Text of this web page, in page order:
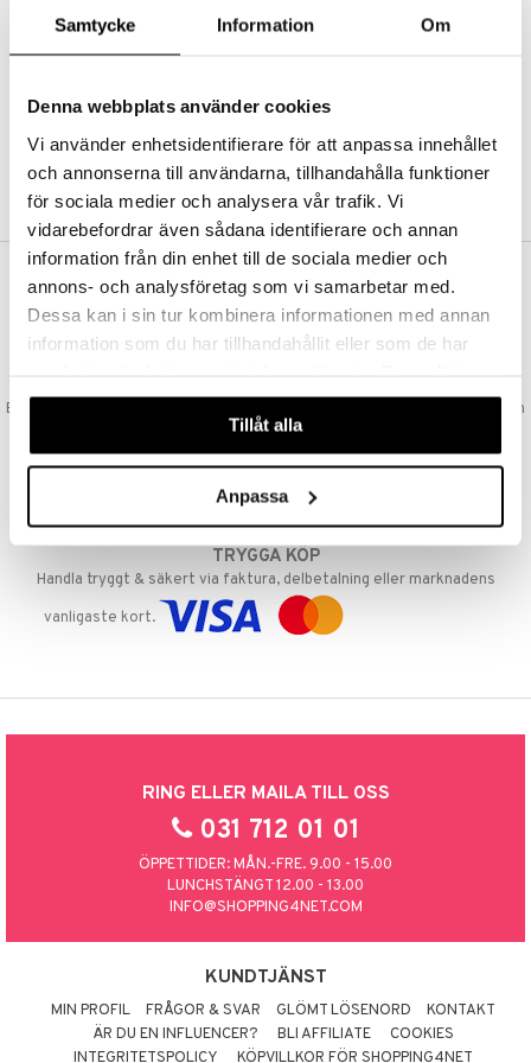
Samtycke Information Om
Denna webbplats använder cookies
Vi använder enhetsidentifierare för att anpassa innehållet
och annonserna till användarna, tillhandahålla funktioner
för sociala medier och analysera vår trafik. Vi
vidarebefordrar även sådana identifierare och annan
information från din enhet till de sociala medier och
annons- och analysföretag som vi samarbetar med.
Dessa kan i sin tur kombinera informationen med annan
information som du har tillhandahållit eller som de har
våra cookies vid fortsatt användande av vår webbplats.
Tillåt alla
Anpassa
Abonnemang
Bevaka produkter
Recensera produkter
SKAPA KUND
VAD KOSTAR FRAKTEN?
Vi erbjuder fri frakt från 350 kr. Vår gräns för fraktfri leverans bestäms
utifån vilken avdelning du handlar från. Läs mer här »
Beställningar lagda före 14:00 (gäller varor i lager) skickas normalt ut från
oss samma dag.
GODKÄND AV LÄKEMEDELSVERKET
EU-logotypen är symbolen som visar att vi är godkända av
TRYGGA KÖP
Handla tryggt & säkert via faktura, delbetalning eller marknadens
vanligaste kort.
RING ELLER MAILA TILL OSS
031 712 01 01
ÖPPETTIDER: MÅN.-FRE. 9.00 - 15.00
LUNCHSTÄNGT 12.00 - 13.00
INFO@SHOPPING4NET.COM
KUNDTJÄNST
MIN PROFIL FRÅGOR & SVAR GLÖMT LÖSENORD
KONTAKT
ÄR DU EN INFLUENCER?
BLI AFFILIATE
COOKIES
INTEGRITETSPOLICY
KÖPVILLKOR FÖR SHOPPING4NET